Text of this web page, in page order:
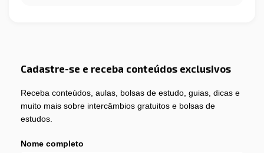
Cadastre-se e receba conteúdos exclusivos
Receba conteúdos, aulas, bolsas de estudo, guias, dicas e
muito mais sobre intercâmbios gratuitos e bolsas de
estudos.
Nome completo